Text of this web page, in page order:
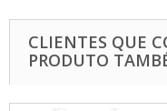
CLIENTES QUE
PRODUTO